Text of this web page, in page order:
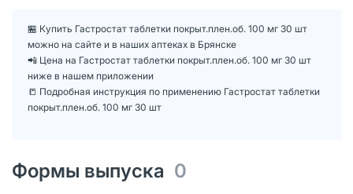
🏪 Купить Гастростат таблетки покрыт.плен.об. 100 мг 30 шт
можно на сайте и в наших аптеках в Брянске
📲 Цена на Гастростат таблетки покрыт.плен.об. 100 мг 30 шт
ниже в нашем приложении
📒 Подробная инструкция по применению Гастростат таблетки
покрыт.плен.об. 100 мг 30 шт
Формы выпуска 0